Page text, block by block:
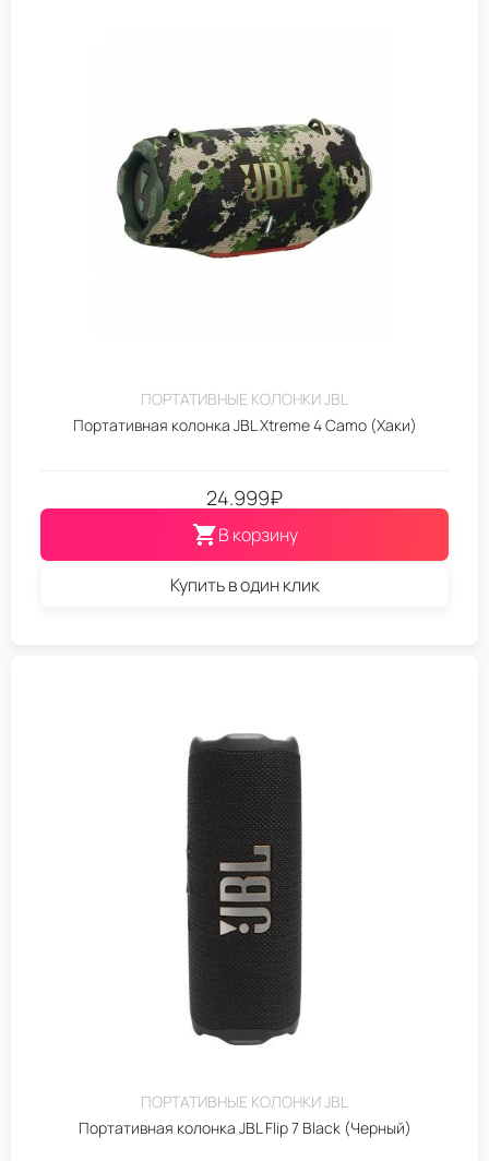
ПОРТАТИВНЫЕ КОЛОНКИ JBL
Портативная колонка JBL Xtreme 4 Camo (Хаки)
24.999₽
В корзину
Купить в один клик
ПОРТАТИВНЫЕ КОЛОНКИ JBL
Портативная колонка JBL Flip 7 Black (Черный)